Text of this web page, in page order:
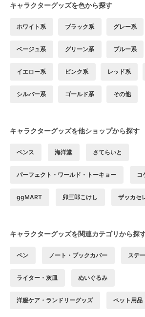
キャラクターグッズを色から探す
ホワイト系 ブラック系 グレー系
ベージュ系 グリーン系 ブルー系
イエロー系 ピンク系 レッド系
シルバー系 ゴールド系 その他
キャラクターグッズを他ショップから探す
ペンス 海洋堂 さてらいと
パーフェクト・ワールド・トーキョー コ
ggMART 卯三郎こけし ザッカセ
キャラクターグッズを関連カテゴリから探
ペン ノート・ブックカバー ステ
ライター・灰皿 ぬいぐるみ
洋服ケア・ランドリーグッズ ペット用品